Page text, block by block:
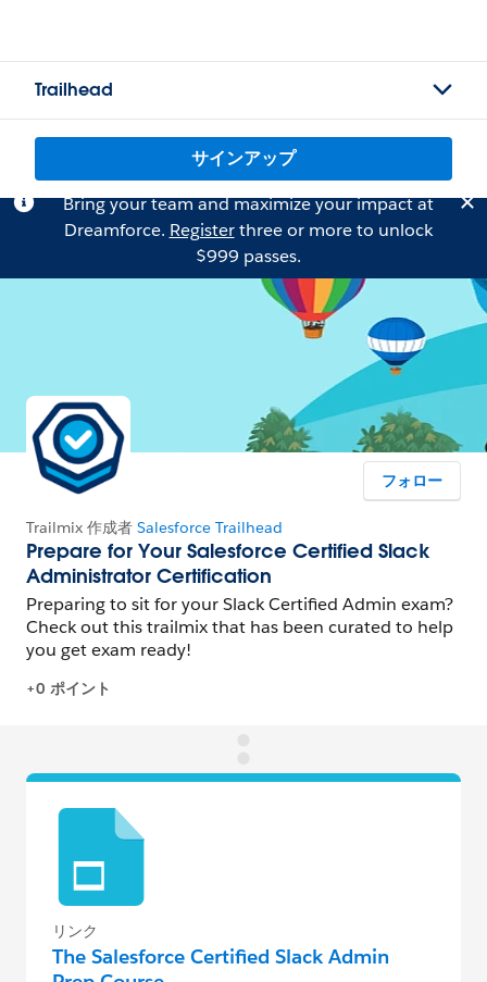
Trailhead
サインアップ
Bring your team and maximize your impact at
Dreamforce. Registerthree or more to unlock
$999 passes.
フォロー
リンク
The Salesforce Certified Slack Admin